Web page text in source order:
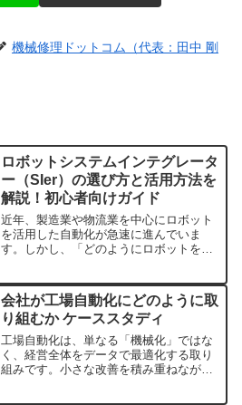
機械修理ドットコム（代表：田中 剛
ロボットシステムインテグレータ
ー（SIer）の選び方と活用方法を
解説！初心者向けガイド
近年、製造業や物流業を中心にロボット
を活用した自動化が急速に進んでいま
す。しかし、「どのようにロボットを導
抱えている企業も多いでしょう。そこで
重要なのが、ロボットシステ...
会社が工場自動化にどのように取
り組むか ケーススタディ
工場自動化は、単なる「機械化」ではな
く、経営全体をデータで最適化する取り
組みです。小さな改善を積み重ねなが